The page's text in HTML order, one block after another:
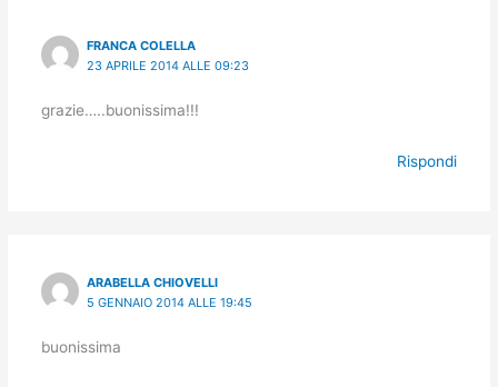
FRANCA COLELLA
23 APRILE 2014 ALLE 09:23
grazie…..buonissima!!!
Rispondi
ARABELLA CHIOVELLI
5 GENNAIO 2014 ALLE 19:45
buonissima